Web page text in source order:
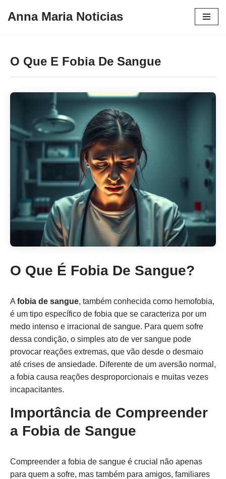
conteúdo
Anna Maria Noticias
O Que E Fobia De Sangue
O Que É Fobia De Sangue?
A fobia de sangue, também conhecida como hemofobia,
é um tipo específico de fobia que se caracteriza por um
medo intenso e irracional de sangue. Para quem sofre
dessa condição, o simples ato de ver sangue pode
provocar reações extremas, que vão desde o desmaio
até crises de ansiedade. Diferente de um aversão normal,
a fobia causa reações desproporcionais e muitas vezes
incapacitantes.
Importância de Compreender
a Fobia de Sangue
Compreender a fobia de sangue é crucial não apenas
para quem a sofre, mas também para amigos, familiares